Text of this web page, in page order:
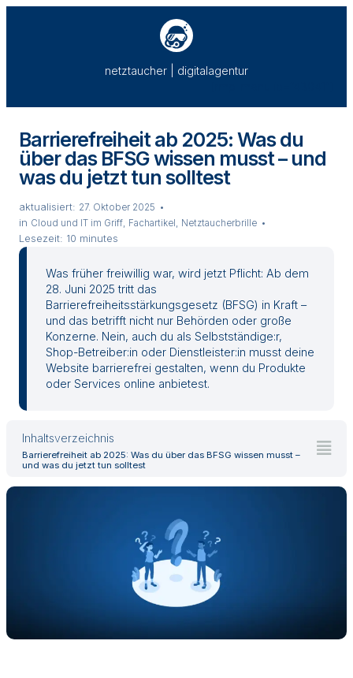
netztaucher | digitalagentur
Barrierefreiheit ab 2025: Was du
über das BFSG wissen musst – und
was du jetzt tun solltest
aktualisiert: 27. Oktober 2025
in Cloud und IT im Griff Fachartikel Netztaucherbrille
Lesezeit: 10 minutes
Was früher freiwillig war, wird jetzt Pflicht: Ab dem
28. Juni 2025 tritt das
Barrierefreiheitsstärkungsgesetz (BFSG) in Kraft –
und das betrifft nicht nur Behörden oder große
Konzerne. Nein, auch du als Selbstständige:r,
Shop-Betreiber:in oder Dienstleister:in musst deine
Website barrierefrei gestalten, wenn du Produkte
oder Services online anbietest.
Inhaltsverzeichnis
Barrierefreiheit ab 2025: Was du über das BFSG wissen musst –
und was du jetzt tun solltest